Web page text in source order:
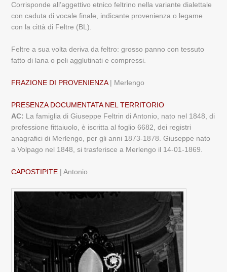
Corrisponde all’aggettivo etnico feltrino nella variante dialettale
con caduta di vocale finale, indicante provenienza o legame
con la città di Feltre (BL).
Feltre a sua volta deriva da feltro: grosso panno con tessuto
fatto di lana o peli agglutinati e compressi.
FRAZIONE DI PROVENIENZA | Merlengo
PRESENZA DOCUMENTATA NEL TERRITORIO
AC: La famiglia di Giuseppe Feltrin di Antonio, nato nel 1848, di
professione fittaiuolo, è iscritta al foglio 6682, dei registri
anagrafici di Merlengo, per gli anni 1873-1878. Giuseppe nato
a Volpago nel 1848, si trasferisce a Merlengo il 14-01-1869.
CAPOSTIPITE | Antonio